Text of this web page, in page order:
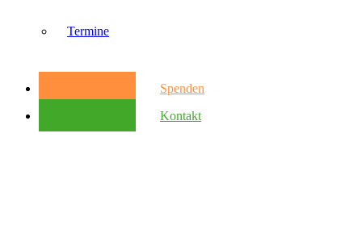
Termine
Spenden
Kontakt